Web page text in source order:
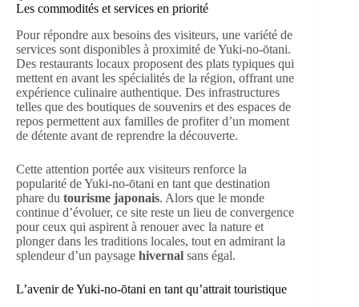
Les commodités et services en priorité
Pour répondre aux besoins des visiteurs, une variété de
services sont disponibles à proximité de Yuki-no-ōtani.
Des restaurants locaux proposent des plats typiques qui
mettent en avant les spécialités de la région, offrant une
expérience culinaire authentique. Des infrastructures
telles que des boutiques de souvenirs et des espaces de
repos permettent aux familles de profiter d’un moment
de détente avant de reprendre la découverte.
Cette attention portée aux visiteurs renforce la
popularité de Yuki-no-ōtani en tant que destination
phare du tourisme japonais. Alors que le monde
continue d’évoluer, ce site reste un lieu de convergence
pour ceux qui aspirent à renouer avec la nature et
plonger dans les traditions locales, tout en admirant la
splendeur d’un paysage hivernal sans égal.
L’avenir de Yuki-no-ōtani en tant qu’attrait touristique